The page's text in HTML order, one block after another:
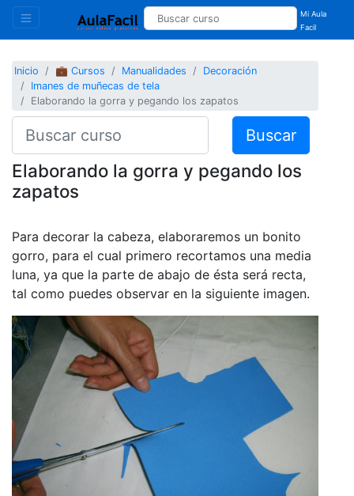
Mi Aula
Facil
Inicio 💼 Cursos Manualidades
Decoración
Imanes de muñecas de tela
Elaborando la gorra y pegando los zapatos
Buscar
Elaborando la gorra y pegando los
zapatos
Para decorar la cabeza, elaboraremos un bonito
gorro, para el cual primero recortamos una media
luna, ya que la parte de abajo de ésta será recta,
tal como puedes observar en la siguiente imagen.